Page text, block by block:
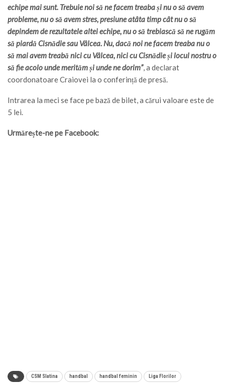
echipe mai sunt. Trebuie noi să ne facem treaba și nu o să avem
probleme, nu o să avem stres, presiune atâta timp cât nu o să
depindem de rezultatele altei echipe, nu o să trebiască să ne rugăm
să piardă Cisnădie sau Vâlcea. Nu, dacă noi ne facem treaba nu o
să mai avem treabă nici cu Vâlcea, nici cu Cisnădie și locul nostru o
să fie acolo unde merităm și unde ne dorim”, a declarat
coordonatoare Craiovei la o conferință de presă.
Intrarea la meci se face pe bază de bilet, a cărui valoare este de
5 lei.
Urmărește-ne pe Facebook:
CSM Slatina handbal handbal feminin Liga Florilor